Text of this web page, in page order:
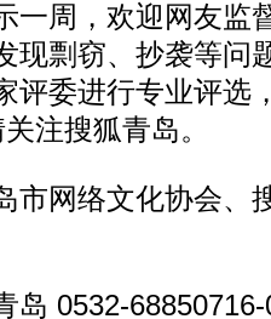
一周，欢迎网友监
现剽窃、抄袭等问
评委进行专业评选
注搜狐青岛。
网络文化协会、
0532-68850716-